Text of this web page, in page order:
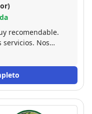
recomendable.
servicios. Nos
pensabamos.